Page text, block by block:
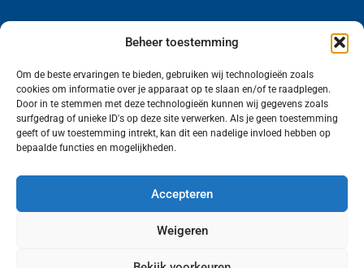
Beheer toestemming
Om de beste ervaringen te bieden, gebruiken wij technologieën zoals
cookies om informatie over je apparaat op te slaan en/of te raadplegen.
Door in te stemmen met deze technologieën kunnen wij gegevens zoals
surfgedrag of unieke ID's op deze site verwerken. Als je geen toestemming
geeft of uw toestemming intrekt, kan dit een nadelige invloed hebben op
bepaalde functies en mogelijkheden.
Accepteren
Weigeren
Wij van FranekerActueel.nl verzorgen het nieuws
in de Gemeente Waadhoeke. Met als hoofdplaats